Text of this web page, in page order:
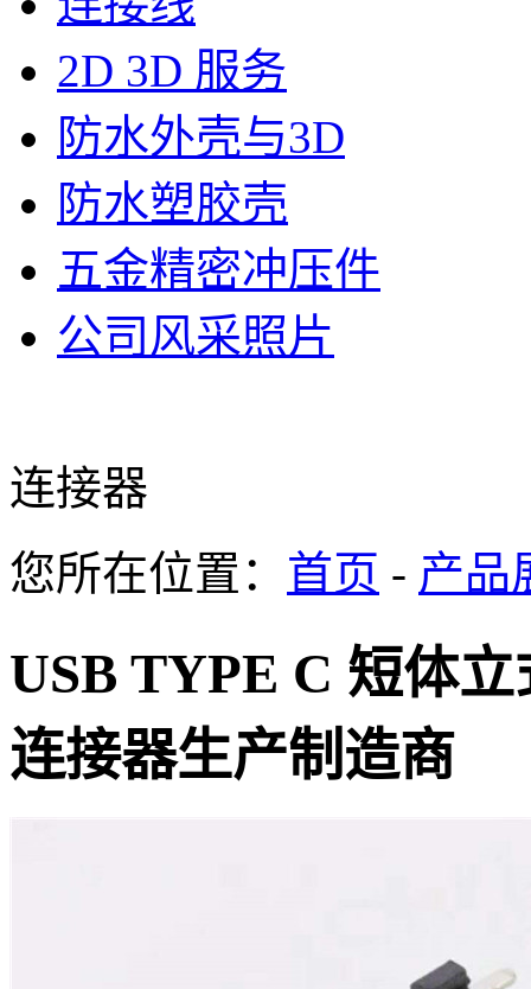
2D 3D 服务
防水外壳与3D
防水塑胶壳
五金精密冲压件
公司风采照片
连接器
您所在位置： 首页 - 产品
USB TYPE C 短体
连接器生产制造商